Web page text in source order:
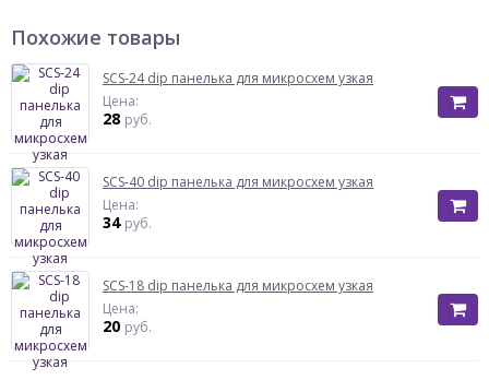
Похожие товары
SCS-24 dip панелька для микросхем узкая
Цена:
28 руб.
SCS-40 dip панелька для микросхем узкая
Цена:
34 руб.
SCS-18 dip панелька для микросхем узкая
Цена:
20 руб.